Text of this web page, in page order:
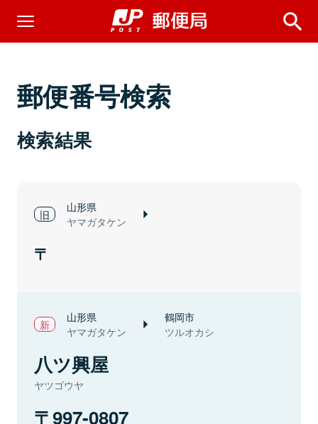
郵便番号検索
検索結果
山形県
ヤマガタケン
山形県
ヤマガタケン
鶴岡市
ツルオカシ
八ツ興屋
ヤツゴウヤ
997-0807